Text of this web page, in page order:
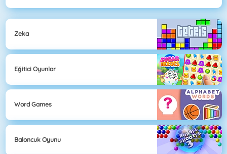
Zeka
Eğitici Oyunlar
Word Games
Baloncuk Oyunu